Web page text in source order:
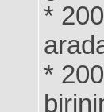
*
*